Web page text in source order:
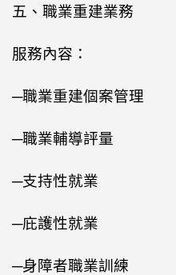
五、職業重建業務
服務內容：
─職業重建個案管理
─職業輔導評量
─支持性就業
─庇護性就業
─身障者職業訓練